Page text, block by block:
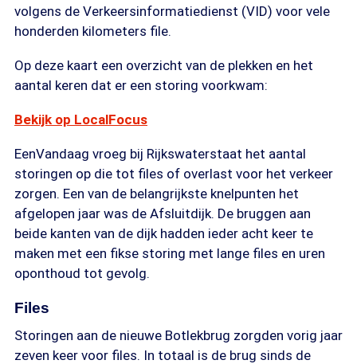
volgens de Verkeersinformatiedienst (VID) voor vele
honderden kilometers file.
Op deze kaart een overzicht van de plekken en het
aantal keren dat er een storing voorkwam:
Bekijk op LocalFocus
EenVandaag vroeg bij Rijkswaterstaat het aantal
storingen op die tot files of overlast voor het verkeer
zorgen. Een van de belangrijkste knelpunten het
afgelopen jaar was de Afsluitdijk. De bruggen aan
beide kanten van de dijk hadden ieder acht keer te
maken met een fikse storing met lange files en uren
oponthoud tot gevolg.
Files
Storingen aan de nieuwe Botlekbrug zorgden vorig jaar
zeven keer voor files. In totaal is de brug sinds de